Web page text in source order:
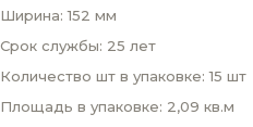
Ширина: 152 мм
Срок службы: 25 лет
Количество шт в упаковке: 15 шт
Площадь в упаковке: 2,09 кв.м